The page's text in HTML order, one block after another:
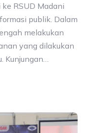
RSUD Madani
publik. Dalam
melakukan
yang dilakukan